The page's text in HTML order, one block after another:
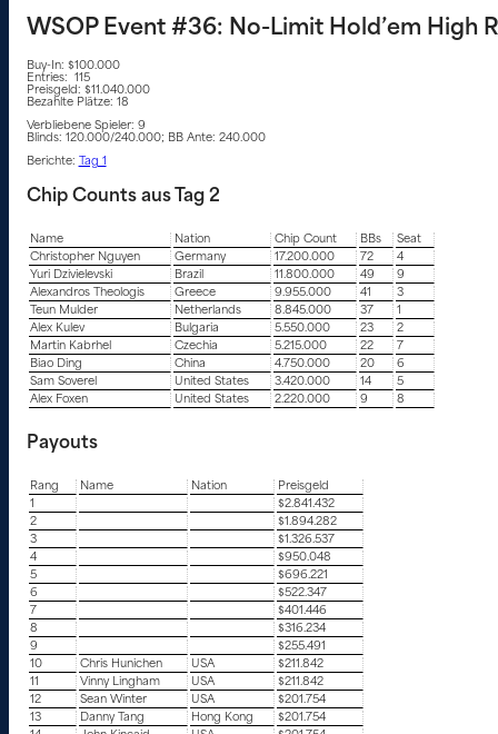
WSOP Event #36: No-Limit Hold’em High
Buy-In: $100.000
Entries: 115
Preisgeld: $11.040.000
Bezahlte Plätze: 18
Verbliebene Spieler: 9
Blinds: 120.000/240.000; BB Ante: 240.000
Berichte: Tag 1
Chip Counts aus Tag 2
Name Nation Chip Count BBs
Seat
Christopher Nguyen
Germany 17.200.000 72
4
Yuri Dzivielevski
Brazil 11.800.000 49
9
Alexandros Theologis
Greece 9.955.000 41
3
Teun Mulder
Netherlands 8.845.000 37
1
Alex Kulev
Bulgaria 5.550.000 23
2
Martin Kabrhel
Czechia 5.215.000 22
7
Biao Ding
China 4.750.000 20
6
Sam Soverel
United States 3.420.000 14
5
Alex Foxen
United States 2.220.000 9 8
Payouts
Rang Name Nation
Preisgeld
1
$2.841.432
2
$1.894.282
3
$1.326.537
4
$950.048
5
$696.221
6
$522.347
7
$401.446
8
$316.234
9
$255.491
10
Chris Hunichen USA
$211.842
11
Vinny Lingham USA
$211.842
12
Sean Winter USA
$201.754
13
Danny Tang Hong Kong
$201.754